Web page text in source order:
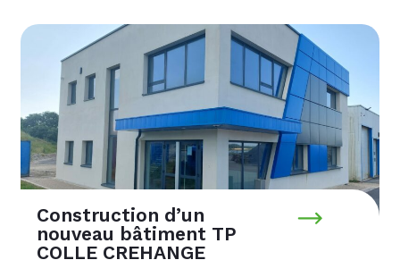
Construction d’un
nouveau bâtiment TP
COLLE CREHANGE